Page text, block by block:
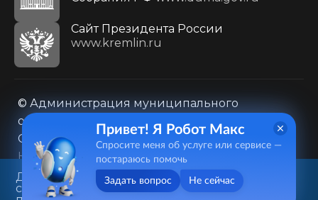
Cайт Президента России
www.kremlin.ru
© Администрация муниципального
образования городского округа «Город
Саратов»
Контакты
Карта сайта
Политика в отношении обработки
персональных данных
Данный веб-сайт использует
cookie-файлы в целях
Привет! Я Робот Макс
Спросите меня об услуге или сервисе —
постараюсь помочь
Задать вопрос Не сейчас